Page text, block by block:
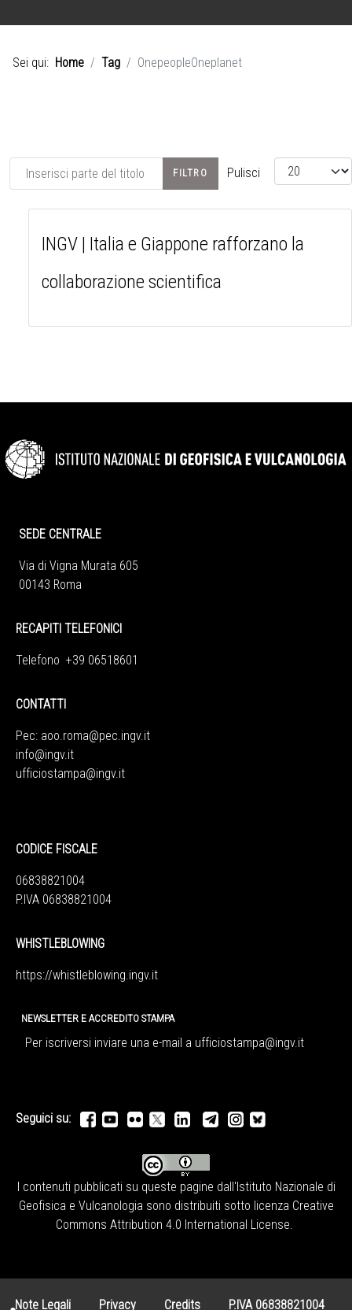
Sei qui: Home Tag OnepeopleOneplanet
Inserisci parte del titolo FILTRO Pulisci Visualizza #
INGV | Italia e Giappone rafforzano la
collaborazione scientifica
SEDE CENTRALE
Via di Vigna Murata 605
00143 Roma
RECAPITI TELEFONICI
Telefono +39 06518601
CONTATTI
Pec: aoo.roma@pec.ingv.it
info@ingv.it
ufficiostampa@ingv.it
CODICE FISCALE
06838821004
P.IVA 06838821004
WHISTLEBLOWING
https://whistleblowing.ingv.it
NEWSLETTER E ACCREDITO STAMPA
Per iscriversi inviare una e-mail a ufficiostampa@ingv.it
Seguici su:
I contenuti pubblicati su queste pagine dall' Istituto Nazionale di
Geofisica e Vulcanologia sono distribuiti sotto licenza Creative
Commons Attribution 4.0 International License.
Note Legali Privacy Credits P.IVA 06838821004